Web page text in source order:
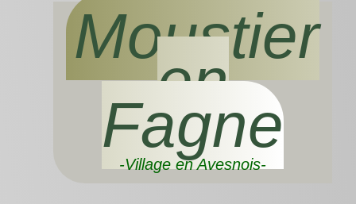
Moustier
en
Fagne
-Village en Avesnois-